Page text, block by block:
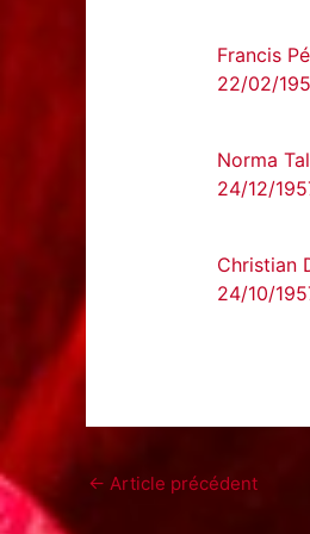
Francis
22/02/
Norma
24/12/
Christian
24/10/
← Article précédent